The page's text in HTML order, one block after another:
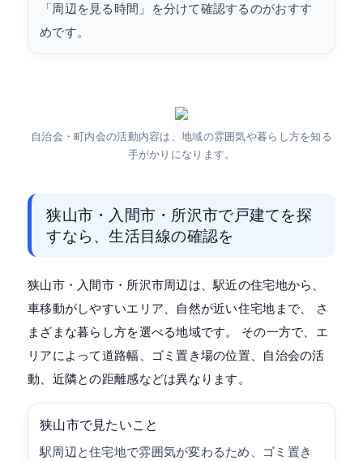
「周辺を見る時間」を分けて確認するのがおすす
めです。
自治会・町内会の活動内容は、地域の雰囲気や暮らし方を知る
手がかりになります。
狭山市・入間市・所沢市で戸建てを探
すなら、生活目線の確認を
狭山市・入間市・所沢市周辺は、駅近の住宅地から、
車移動がしやすいエリア、自然が近い住宅地まで、 さ
まざまな暮らし方を選べる地域です。 その一方で、エ
リアによって道路幅、ゴミ置き場の位置、自治会の活
動、近隣との距離感などは異なります。
狭山市で見たいこと
駅周辺と住宅地で雰囲気が変わるため、ゴミ置き